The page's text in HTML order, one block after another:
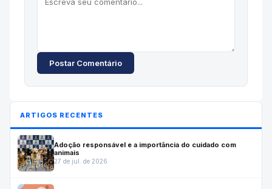
Postar Comentário
ARTIGOS RECENTES
Adoção responsável e a importância do cuidado com
animais
27 de jul. de 2026